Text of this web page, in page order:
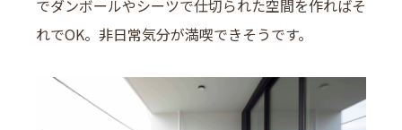
でダンボールやシーツで仕切られた空間を作ればそ
れでOK。非日常気分が満喫できそうです。